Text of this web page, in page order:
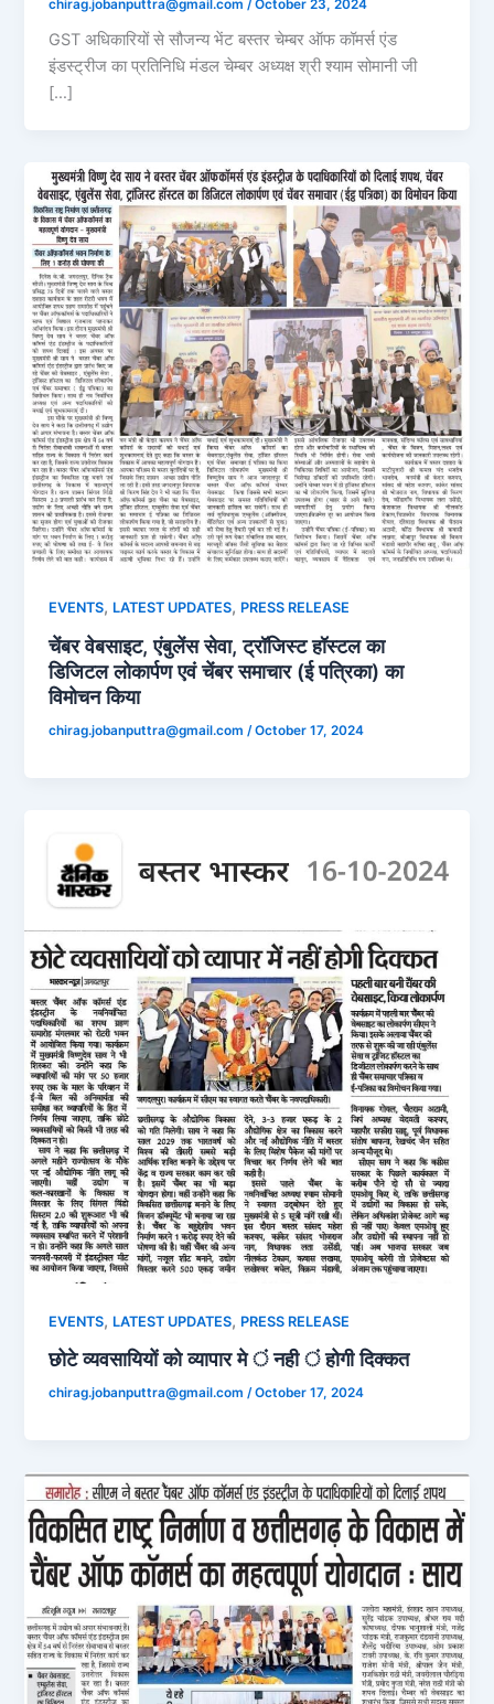
chirag.jobanputtra@gmail.com /October 23, 2024
GST अधिकारियों से सौजन्य भेंट बस्तर चेम्बर ऑफ कॉमर्स एंड
इंडस्ट्रीज का प्रतिनिधि मंडल चेम्बर अध्यक्ष श्री श्याम सोमानी जी
[…]
EVENTS, LATEST UPDATES, PRESS RELEASE
चेंबर वेबसाइट, एंबुलेंस सेवा, ट्रॉजिस्ट हॉस्टल का
डिजिटल लोकार्पण एवं चेंबर समाचार (ई पत्रिका) का
विमोचन किया
chirag.jobanputtra@gmail.com/October 17, 2024
EVENTS, LATEST UPDATES, PRESS RELEASE
छोटे व्यवसायियों को व्यापार मे ं नही ं होगी दिक्कत
chirag.jobanputtra@gmail.com/October 17, 2024